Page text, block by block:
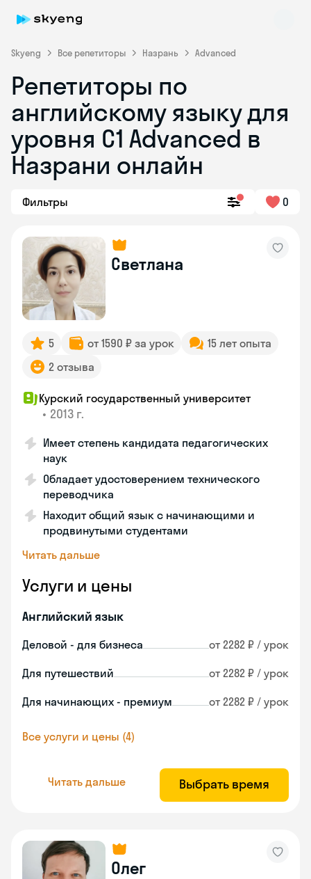
Skyeng Все репетиторы Назрань Advanced
Репетиторы по
английскому языку для
уровня C1 Advanced в
Назрани онлайн
Фильтры 0
Светлана
5 от 1590 ₽ за урок
15 лет опыта
2 отзыва
Курский государственный университет
• 2013 г.
Имеет степень кандидата педагогических
наук
Обладает удостоверением технического
переводчика
Находит общий язык с начинающими и
продвинутыми студентами
Читать дальше
Услуги и цены
Английский язык
Деловой - для бизнеса от 2282 ₽ / урок
Для путешествий от 2282 ₽ / урок
Для начинающих - премиум от 2282 ₽ / урок
Все услуги и цены (4)
Читать дальше Выбрать время
Олег
Skyeng Chat